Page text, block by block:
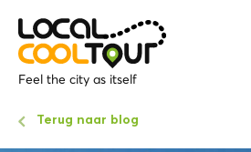
Feel the city as itself
Terug naar blog